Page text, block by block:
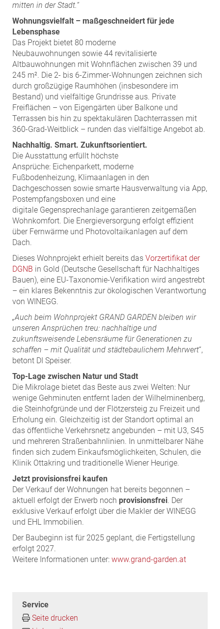
Pressekontakt
mitten in der Stadt.“
Wohnungsvielfalt – maßgeschneidert für jede
Lebensphase
Das Projekt bietet 80 moderne
Neubauwohnungen sowie 44 revitalisierte
Altbauwohnungen mit Wohnflächen zwischen 39 und
245 m². Die 2- bis 6-Zimmer-Wohnungen zeichnen sich
durch großzügige Raumhöhen (insbesondere im
Bestand) und vielfältige Grundrisse aus. Private
Freiflächen – von Eigengärten über Balkone und
Terrassen bis hin zu spektakulären Dachterrassen mit
360-Grad-Weitblick – runden das vielfältige Angebot ab.
Nachhaltig. Smart. Zukunftsorientiert.
Die Ausstattung erfüllt höchste
Ansprüche: Eichenparkett, moderne
Fußbodenheizung, Klimaanlagen in den
Dachgeschossen sowie smarte Hausverwaltung via App,
Postempfangsboxen und eine
digitale Gegensprechanlage garantieren zeitgemäßen
Wohnkomfort. Die Energieversorgung erfolgt effizient
über Fernwärme und Photovoltaikanlagen auf dem
Dach.
Dieses Wohnprojekt erhielt bereits das Vorzertifikat der
DGNB in Gold (Deutsche Gesellschaft für Nachhaltiges
Bauen), eine EU-Taxonomie-Verifikation wird angestrebt
– ein klares Bekenntnis zur ökologischen Verantwortung
von WINEGG.
„Auch beim Wohnprojekt GRAND GARDEN bleiben wir
unseren Ansprüchen treu: nachhaltige und
zukunftsweisende Lebensräume für Generationen zu
schaffen – mit Qualität und städtebaulichem Mehrwert“,
betont DI Speiser.
Top-Lage zwischen Natur und Stadt
Die Mikrolage bietet das Beste aus zwei Welten: Nur
wenige Gehminuten entfernt laden der Wilhelminenberg,
die Steinhofgründe und der Flötzersteig zu Freizeit und
Erholung ein. Gleichzeitig ist der Standort optimal an
das öffentliche Verkehrsnetz angebunden – mit U3, S45
und mehreren Straßenbahnlinien. In unmittelbarer Nähe
finden sich zudem Einkaufsmöglichkeiten, Schulen, die
Klinik Ottakring und traditionelle Wiener Heurige.
Jetzt provisionsfrei kaufen
Der Verkauf der Wohnungen hat bereits begonnen –
aktuell erfolgt der Erwerb noch provisionsfrei. Der
exklusive Verkauf erfolgt über die Makler der WINEGG
und EHL Immobilien.
Der Baubeginn ist für 2025 geplant, die Fertigstellung
erfolgt 2027.
Weitere Informationen unter: www.grand-garden.at
Service
Seite drucken